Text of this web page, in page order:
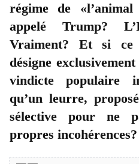
régime de
appelé Trump?
Vraiment? Et si
désigne
vindicte populaire
qu’un leurre,
sélective pour ne
propres incohérences?